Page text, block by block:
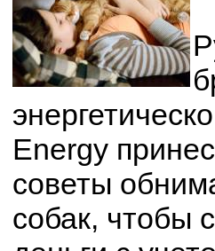
Energy
советы
собак, чтобы